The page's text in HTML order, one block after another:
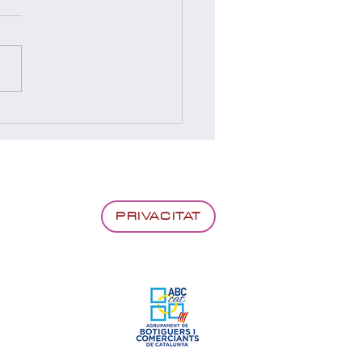
PRIVACITAT